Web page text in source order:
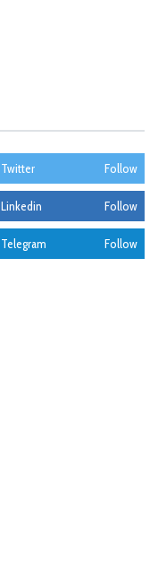
Twitter Follow
Linkedin Follow
Telegram Follow